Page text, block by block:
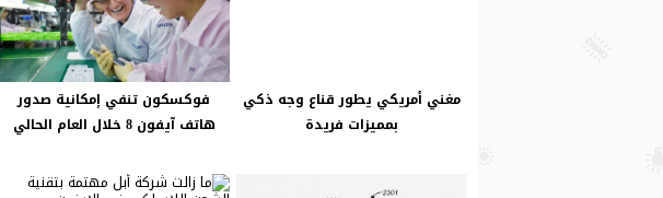
مغني أمريكي يطور قناع وجه ذكي
بمميزات فريدة
فوكسكون تنفي إمكانية صدور
هاتف آيفون 8 خلال العام الحالي